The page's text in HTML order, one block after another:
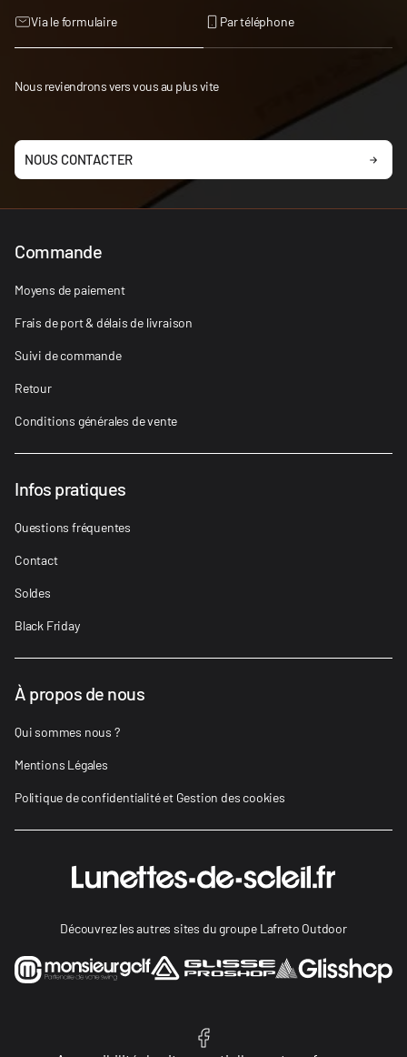
Via le formulaire Par téléphone
Nous reviendrons vers vous au plus vite
NOUS CONTACTER
Commande
Moyens de paiement
Frais de port & délais de livraison
Suivi de commande
Retour
Conditions générales de vente
Infos pratiques
Questions fréquentes
Contact
Soldes
Black Friday
À propos de nous
Qui sommes nous ?
Mentions Légales
Politique de confidentialité et Gestion des cookies
Découvrez les autres sites du groupe Lafreto Outdoor